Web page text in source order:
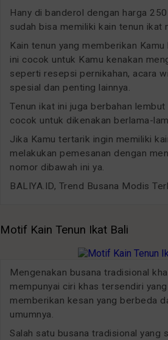
Hany di banderol dengan harga
sudah bisa memiliki kain tenun ikat
Kain tenun yang memberikan
ini cocok untuk Kamu kenakan
seperti resepsi pernikahan, acara
spesial dan penting lainnya.
Tenun ikat ini juga berbahan
cocok untuk dikenakan berlama-
Jika Kamu tertarik ingin memiliki
melakukan pemesanan dengan
nomor dibawah ini ya.
BALIYA.ID, Trend Busana Modis
Motif Kain Tenun Ikat Bali
Mengenakan busana tradisional
mempunyai ciri khas tersendiri
memberikan kesan yang berbeda
umumnya.
Salah satu busana tradisional yang